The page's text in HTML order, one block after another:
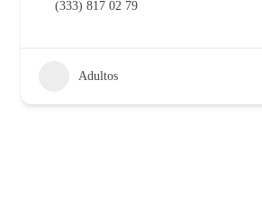
(333) 817 02 79
Adultos